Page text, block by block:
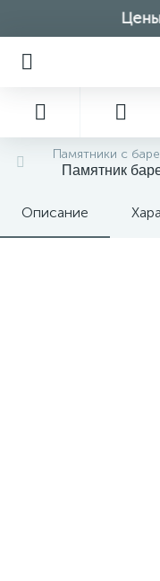
Цены
Памятники с
Памятник
Описание